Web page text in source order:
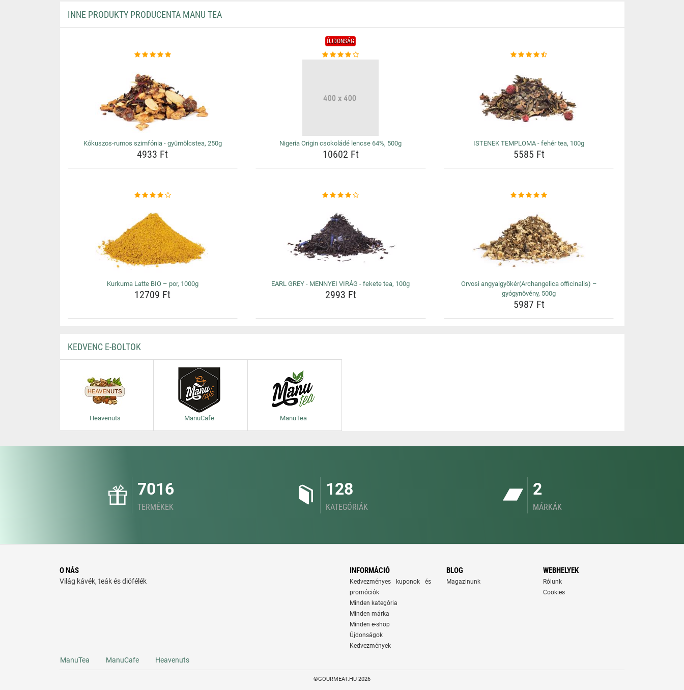
INNE PRODUKTY PRODUCENTA MANU TEA
Kókuszos-rumos szimfónia - gyümölcstea, 250g
4933 Ft
ÚJDONSÁG
Nigeria Origin csokoládé lencse 64%, 500g
10602 Ft
ISTENEK TEMPLOMA - fehér tea, 100g
5585 Ft
Kurkuma Latte BIO – por, 1000g
12709 Ft
EARL GREY - MENNYEI VIRÁG - fekete tea, 100g
2993 Ft
Orvosi angyalgyökér(Archangelica officinalis) –
gyógynövény, 500g
5987 Ft
KEDVENC E-BOLTOK
Heavenuts ManuCafe ManuTea
7016
TERMÉKEK
128
KATEGÓRIÁK
2
MÁRKÁK
O NÁS
Világ kávék, teák és diófélék
INFORMÁCIÓ
Kedvezményes kuponok és
promóciók
Minden kategória
Minden márka
Minden e-shop
Újdonságok
Kedvezmények
BLOG
Magazinunk
WEBHELYEK
Rólunk
Cookies
ManuTea ManuCafe Heavenuts
©GOURMEAT.HU 2026